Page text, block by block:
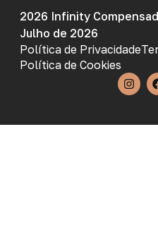
2026 Infinity
Julho de 2026
Política de Privacidade
Política de Cookies